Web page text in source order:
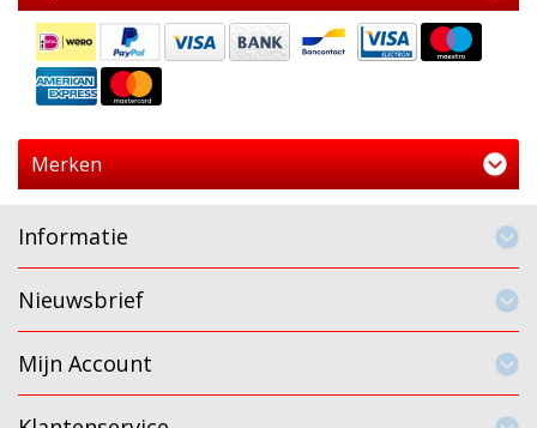
Merken
Informatie
Nieuwsbrief
Mijn Account